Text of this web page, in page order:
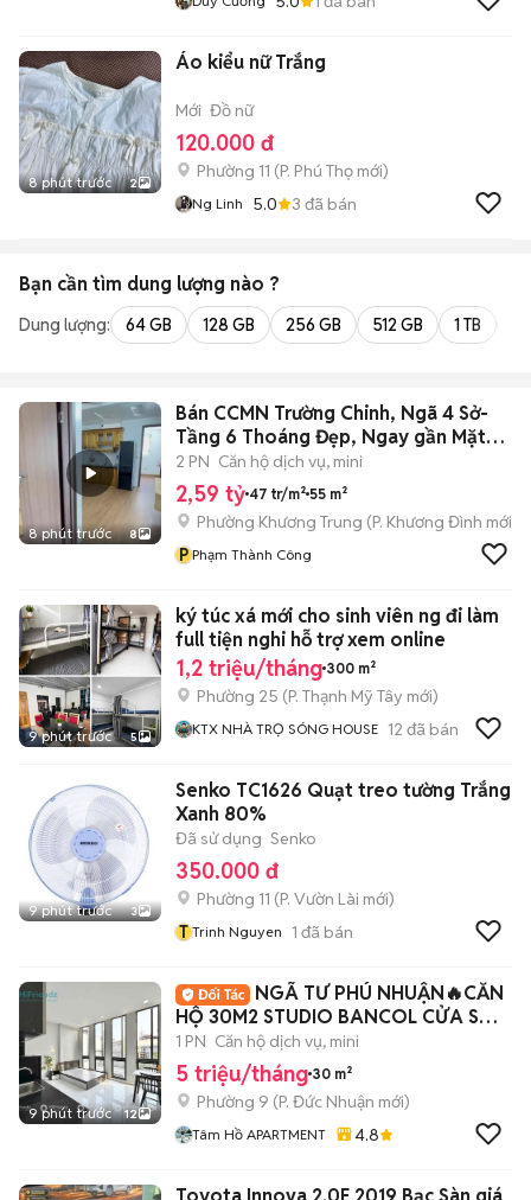
8 phút trước 2
Áo kiểu nữ Trắng
Mới Đồ nữ
120.000 đ
Phường 11 (P. Phú Thọ mới)
Ng Linh 5.0 3 đã bán
Bạn cần tìm dung lượng nào ?
Dung lượng: 64 GB 128 GB 256 GB 512 GB 1 TB
8 phút trước 8
Bán CCMN Trường Chinh, Ngã 4 Sở-
Tầng 6 Thoáng Đẹp, Ngay gần Mặt
Phố
2 PN Căn hộ dịch vụ, mini
2,59 tỷ 47 tr/m² 55 m²
Phường Khương Trung (P. Khương Đình mới)
P Phạm Thành Công
9 phút trước 5
ký túc xá mới cho sinh viên ng đi làm
full tiện nghi hỗ trợ xem online
1,2 triệu/tháng 300 m²
Phường 25 (P. Thạnh Mỹ Tây mới)
KTX NHÀ TRỌ SÓNG HOUSE 12 đã bán
9 phút trước 3
Senko TC1626 Quạt treo tường Trắng
Xanh 80%
Đã sử dụng Senko
350.000 đ
Phường 11 (P. Vườn Lài mới)
T Trinh Nguyen 1 đã bán
9 phút trước 12
NGÃ TƯ PHÚ NHUẬN🔥CĂN
HỘ 30M2 STUDIO BANCOL CỬA SỔ-
FULL NT-CV GIA ĐỊNH
1 PN Căn hộ dịch vụ, mini
5 triệu/tháng 30 m²
Phường 9 (P. Đức Nhuận mới)
Tâm Hồ APARTMENT 4.8